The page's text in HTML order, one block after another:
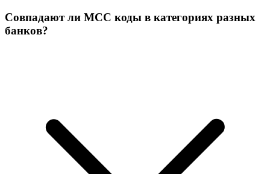
Совпадают ли MCC коды в категориях разных
банков?